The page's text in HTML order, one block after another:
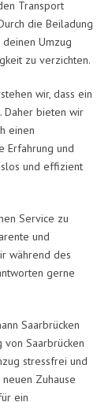
Transport
die Beiladung
Umzug
zu verzichten.
wir, dass ein
Daher bieten wir
einen
Erfahrung und
und effizient
Service zu
und
während des
gerne
Saarbrücken
Saarbrücken
stressfrei und
Zuhause
ein